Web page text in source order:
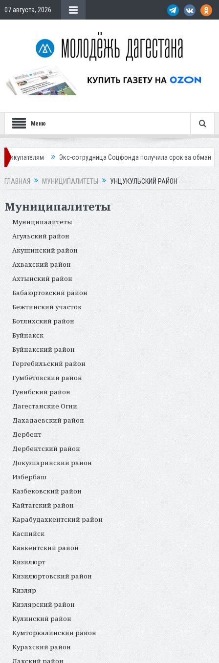
07 августа, 2026
Меню
Экс-сотрудница Соцфонда получила срок за обман клиентов
ГЛАВНАЯ МУНИЦИПАЛИТЕТЫ УНЦУКУЛЬСКИЙ РАЙОН
Муниципалитеты
Муниципалитеты
Агульский район
Акушинский район
Ахвахский район
Ахтынский район
Бабаюртовский район
Бежтинский участок
Ботлихский район
Буйнакск
Буйнакский район
Гергебильский район
Гумбетовский район
Гунибский район
Дагестанские Огни
Дахадаевский район
Дербент
Дербентский район
Докузпаринский район
Избербаш
Казбековский район
Кайтагский район
Карабудахкентский район
Каспийск
Каякентский район
Кизилюрт
Кизилюртовский район
Кизляр
Кизлярский район
Кулинский район
Кумторкалинский район
Курахский район
Лакский район